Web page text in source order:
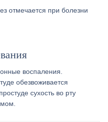
отмечается при болезни
воспаления.
обезвоживается
сухость во рту